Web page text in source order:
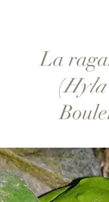
La
(Hyla